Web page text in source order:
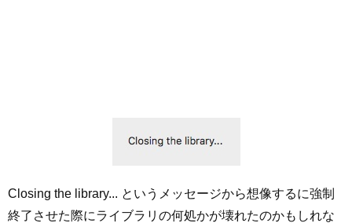
Closing the library... というメッセージから想像するに強制
終了させた際にライブラリの何処かが壊れたのかもしれな